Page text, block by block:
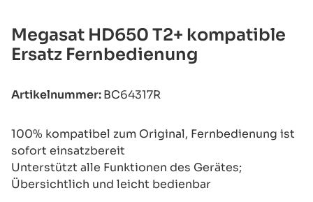
Megasat HD650 T2+ kompatible
Ersatz Fernbedienung
Artikelnummer:BC64317R
100% kompatibel zum Original, Fernbedienung ist
sofort einsatzbereit
Unterstützt alle Funktionen des Gerätes;
Übersichtlich und leicht bedienbar